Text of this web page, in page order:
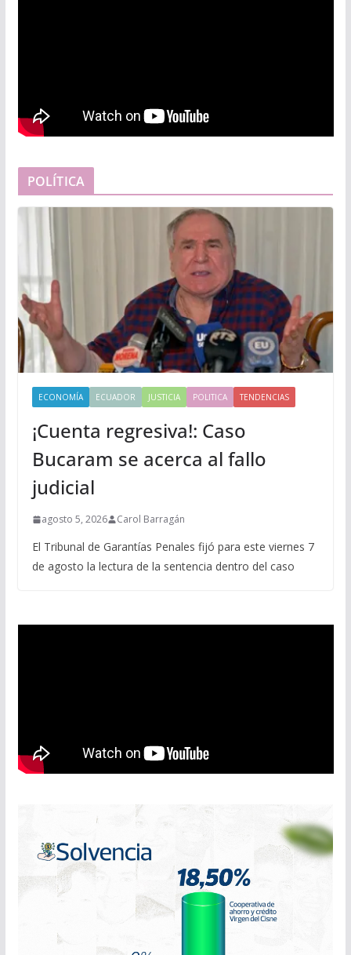
POLÍTICA
ECONOMÍA ECUADOR JUSTICIA POLITICA TENDENCIAS
¡Cuenta regresiva!: Caso
Bucaram se acerca al fallo
judicial
agosto 5, 2026 Carol Barragán
El Tribunal de Garantías Penales fijó para este viernes 7
de agosto la lectura de la sentencia dentro del caso